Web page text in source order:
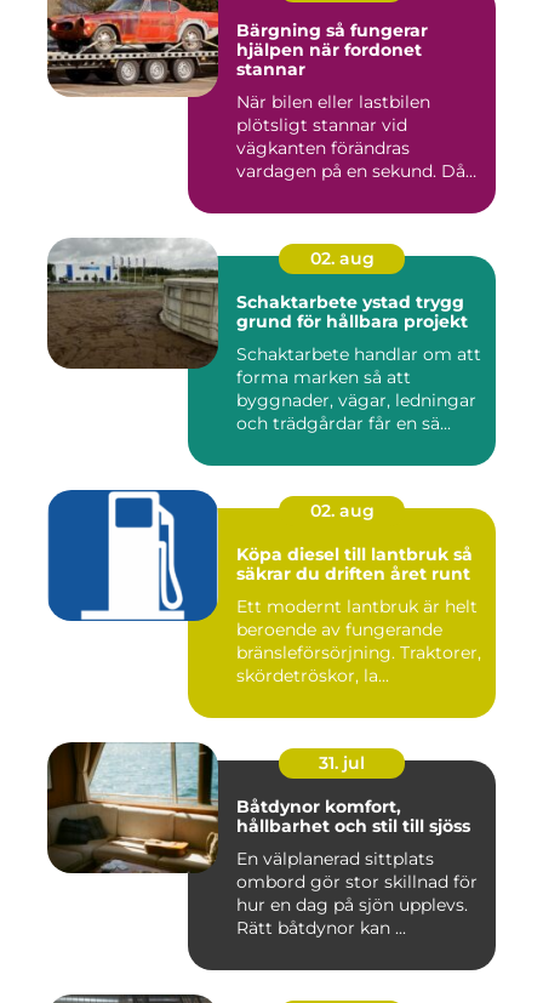
Bärgning så fungerar
hjälpen när fordonet
stannar
När bilen eller lastbilen
plötsligt stannar vid
vägkanten förändras
vardagen på en sekund. Då
02. aug
Schaktarbete ystad trygg
grund för hållbara projekt
Schaktarbete handlar om att
forma marken så att
byggnader, vägar, ledningar
och trädgårdar får en sä...
02. aug
Köpa diesel till lantbruk så
säkrar du driften året runt
Ett modernt lantbruk är helt
beroende av fungerande
bränsleförsörjning. Traktorer,
skördetröskor, la...
31. jul
Båtdynor komfort,
hållbarhet och stil till sjöss
En välplanerad sittplats
ombord gör stor skillnad för
hur en dag på sjön upplevs.
Rätt båtdynor kan ...